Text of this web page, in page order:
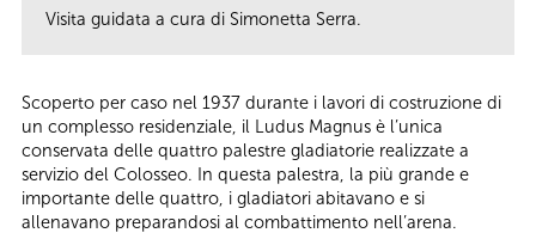
Visita guidata a cura di Simonetta Serra.
Scoperto per caso nel 1937 durante i lavori di costruzione di
un complesso residenziale, il Ludus Magnus è l’unica
conservata delle quattro palestre gladiatorie realizzate a
servizio del Colosseo. In questa palestra, la più grande e
importante delle quattro, i gladiatori abitavano e si
allenavano preparandosi al combattimento nell’arena.